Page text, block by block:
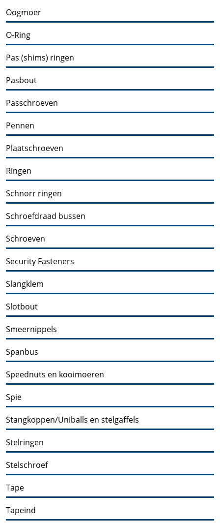
Oogmoer
O-Ring
Pas (shims) ringen
Pasbout
Passchroeven
Pennen
Plaatschroeven
Ringen
Schnorr ringen
Schroefdraad bussen
Schroeven
Security Fasteners
Slangklem
Slotbout
Smeernippels
Spanbus
Speednuts en kooimoeren
Spie
Stangkoppen/Uniballs en stelgaffels
Stelringen
Stelschroef
Tape
Tapeind